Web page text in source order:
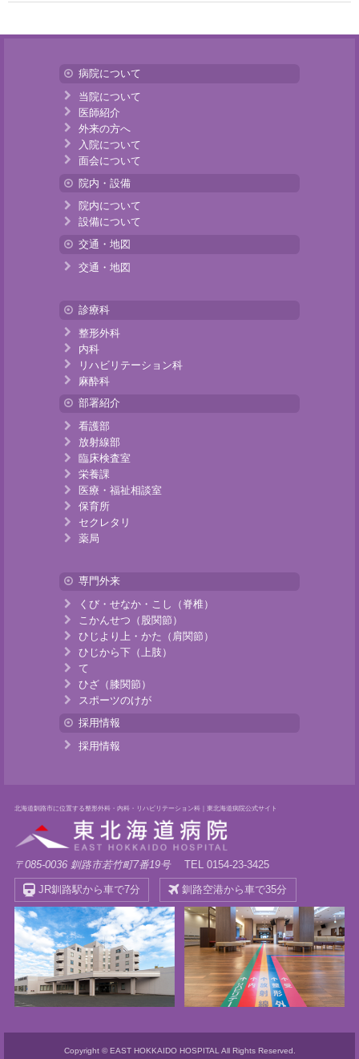
病院について
当院について
医師紹介
外来の方へ
入院について
面会について
院内・設備
院内について
設備について
交通・地図
交通・地図
診療科
整形外科
内科
リハビリテーション科
麻酔科
部署紹介
看護部
放射線部
臨床検査室
栄養課
医療・福祉相談室
保育所
セクレタリ
薬局
専門外来
くび・せなか・こし（脊椎）
こかんせつ（股関節）
ひじより上・かた（肩関節）
ひじから下（上肢）
て
ひざ（膝関節）
スポーツのけが
採用情報
採用情報
北海道釧路市に位置する整形外科・内科・リハビリテーション科｜東北海道病院公式サイト
〒085-0036 釧路市若竹町7番19号 TEL 0154-23-3425
JR釧路駅から車で7分 釧路空港から車で35分
Copyright © EAST HOKKAIDO HOSPITAL All Rights Reserved.